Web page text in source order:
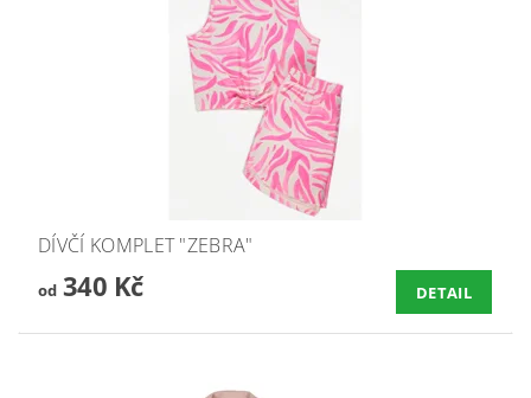
DÍVČÍ KOMPLET "ZEBRA"
od340 Kč DETAIL